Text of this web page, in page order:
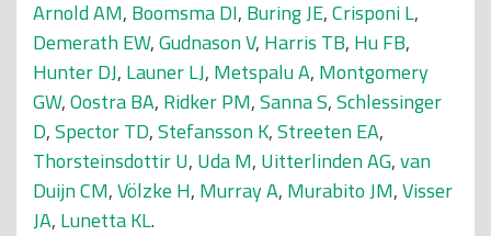
Arnold AM, Boomsma DI, Buring JE,Crisponi L,
Demerath EW,Gudnason V, Harris TB, Hu FB,
Hunter DJ, Launer LJ, Metspalu A, Montgomery
GW,Oostra BA, Ridker PM,Sanna S,Schlessinger
D,Spector TD,Stefansson K,Streeten EA,
Thorsteinsdottir U, Uda M, Uitterlinden AG,van
Duijn CM,Völzke H, Murray A, Murabito JM,Visser
JA, Lunetta KL.